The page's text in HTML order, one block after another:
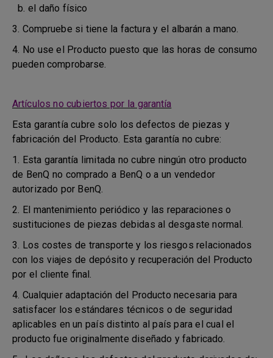
b. el daño físico
3. Compruebe si tiene la factura y el albarán a mano.
4. No use el Producto puesto que las horas de consumo
pueden comprobarse.
Artículos no cubiertos por la garantía
Esta garantía cubre solo los defectos de piezas y
fabricación del Producto. Esta garantía no cubre:
1. Esta garantía limitada no cubre ningún otro producto
de BenQ no comprado a BenQ o a un vendedor
autorizado por BenQ.
2. El mantenimiento periódico y las reparaciones o
sustituciones de piezas debidas al desgaste normal.
3. Los costes de transporte y los riesgos relacionados
con los viajes de depósito y recuperación del Producto
por el cliente final.
4. Cualquier adaptación del Producto necesaria para
satisfacer los estándares técnicos o de seguridad
aplicables en un país distinto al país para el cual el
producto fue originalmente diseñado y fabricado.